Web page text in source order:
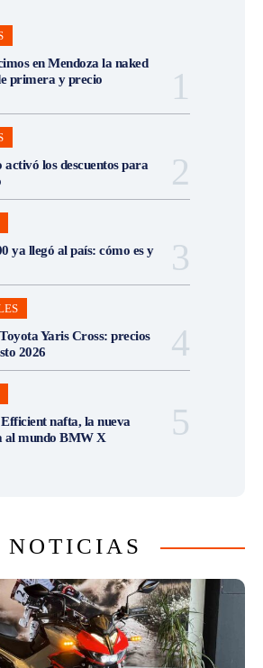
en Mendoza la naked
primera y precio
los descuentos para
ya llegó al país: cómo es y
Yaris Cross: precios
2026
nafta, la nueva
al mundo BMW X